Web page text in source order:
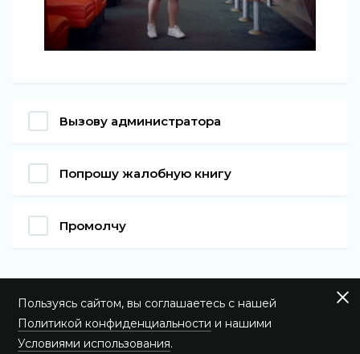
Вызову администратора
Попрошу жалобную книгу
Промолчу
Пользуясь сайтом, вы соглашаетесь с нашей
Политикой конфиденциальности и нашими
Условиями использования.